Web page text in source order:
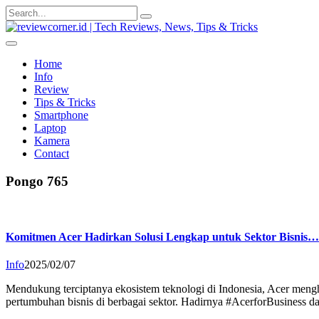
Search
for:
Home
Info
Review
Tips & Tricks
Smartphone
Laptop
Kamera
Contact
Pongo 765
Komitmen Acer Hadirkan Solusi Lengkap untuk Sektor Bisnis…
Info2025/02/07
Mendukung terciptanya ekosistem teknologi di Indonesia, Acer
pertumbuhan bisnis di berbagai sektor. Hadirnya #AcerforBusiness